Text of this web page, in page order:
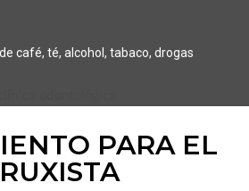
café, té, alcohol, tabaco, drogas
PARA EL